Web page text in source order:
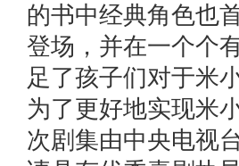
的书中经典角色也
登场，并在一个个
足了孩子们对于
为了更好地实现米
次剧集由中央电视